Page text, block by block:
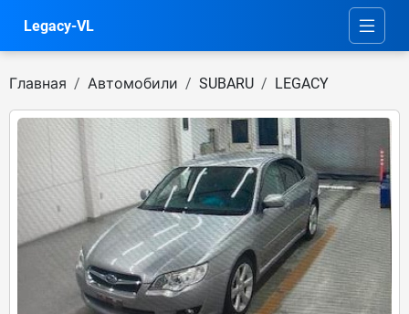
Legacy-VL
Главная Автомобили SUBARU LEGACY